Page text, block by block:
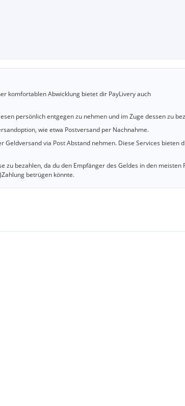
komfortablen Abwicklung bietet dir PayLivery auch
persönlich entgegen zu nehmen und im Zuge dessen zu
wie etwa Postversand per Nachnahme.
via Post Abstand nehmen. Diese Services bieten
bezahlen, da du den Empfänger des Geldes in den meisten
betrügen könnte.